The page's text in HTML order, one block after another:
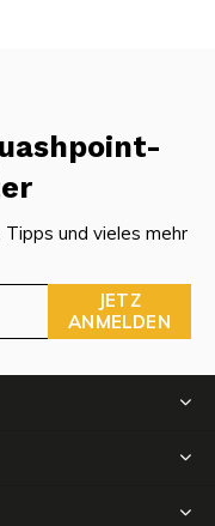
und vieles mehr
JETZ
ANMELDEN